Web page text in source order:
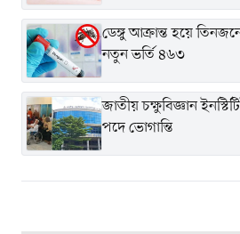
ডেঙ্গু আক্রান্ত হয়ে
নতুন ভর্তি ৪৬৩
জাতীয় চক্ষুবিজ্ঞান
পদে ভোগান্তি